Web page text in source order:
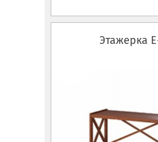
Этажерка